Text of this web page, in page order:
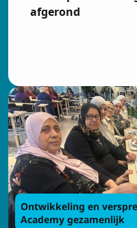
afgerond
Ontwikkeling en
Academy gezamenlijk